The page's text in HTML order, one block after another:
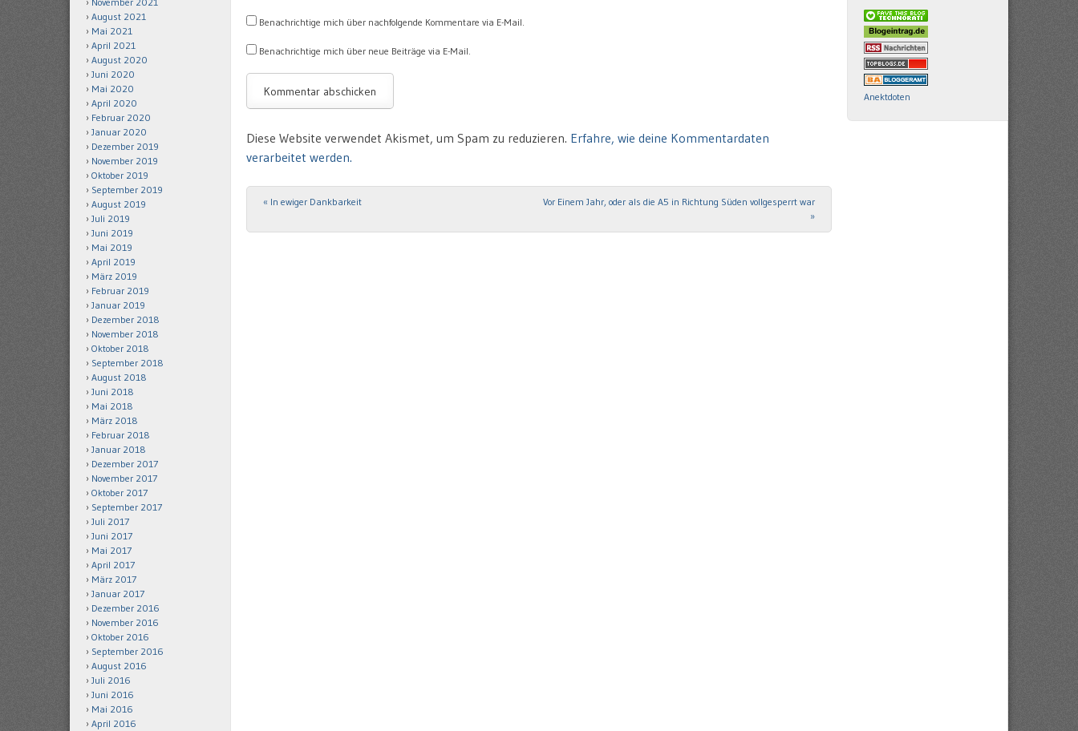
Benachrichtige mich über nachfolgende Kommentare via E-Mail.
Benachrichtige mich über neue Beiträge via E-Mail.
Diese Website verwendet Akismet, um Spam zu reduzieren. Erfahre, wie deine Kommentardaten
verarbeitet werden.
Post navigation
« In ewiger Dankbarkeit
Vor Einem Jahr, oder als die A5 in Richtung Süden vollgesperrt war
»
August 2021
Mai 2021
April 2021
August 2020
Juni 2020
Mai 2020
April 2020
Februar 2020
Januar 2020
Dezember 2019
November 2019
Oktober 2019
September 2019
August 2019
Juli 2019
Juni 2019
Mai 2019
April 2019
März 2019
Februar 2019
Januar 2019
Dezember 2018
November 2018
Oktober 2018
September 2018
August 2018
Juni 2018
Mai 2018
März 2018
Februar 2018
Januar 2018
Dezember 2017
November 2017
Oktober 2017
September 2017
Juli 2017
Juni 2017
Mai 2017
April 2017
März 2017
Januar 2017
Dezember 2016
November 2016
Oktober 2016
September 2016
August 2016
Juli 2016
Juni 2016
Mai 2016
April 2016
Anektdoten